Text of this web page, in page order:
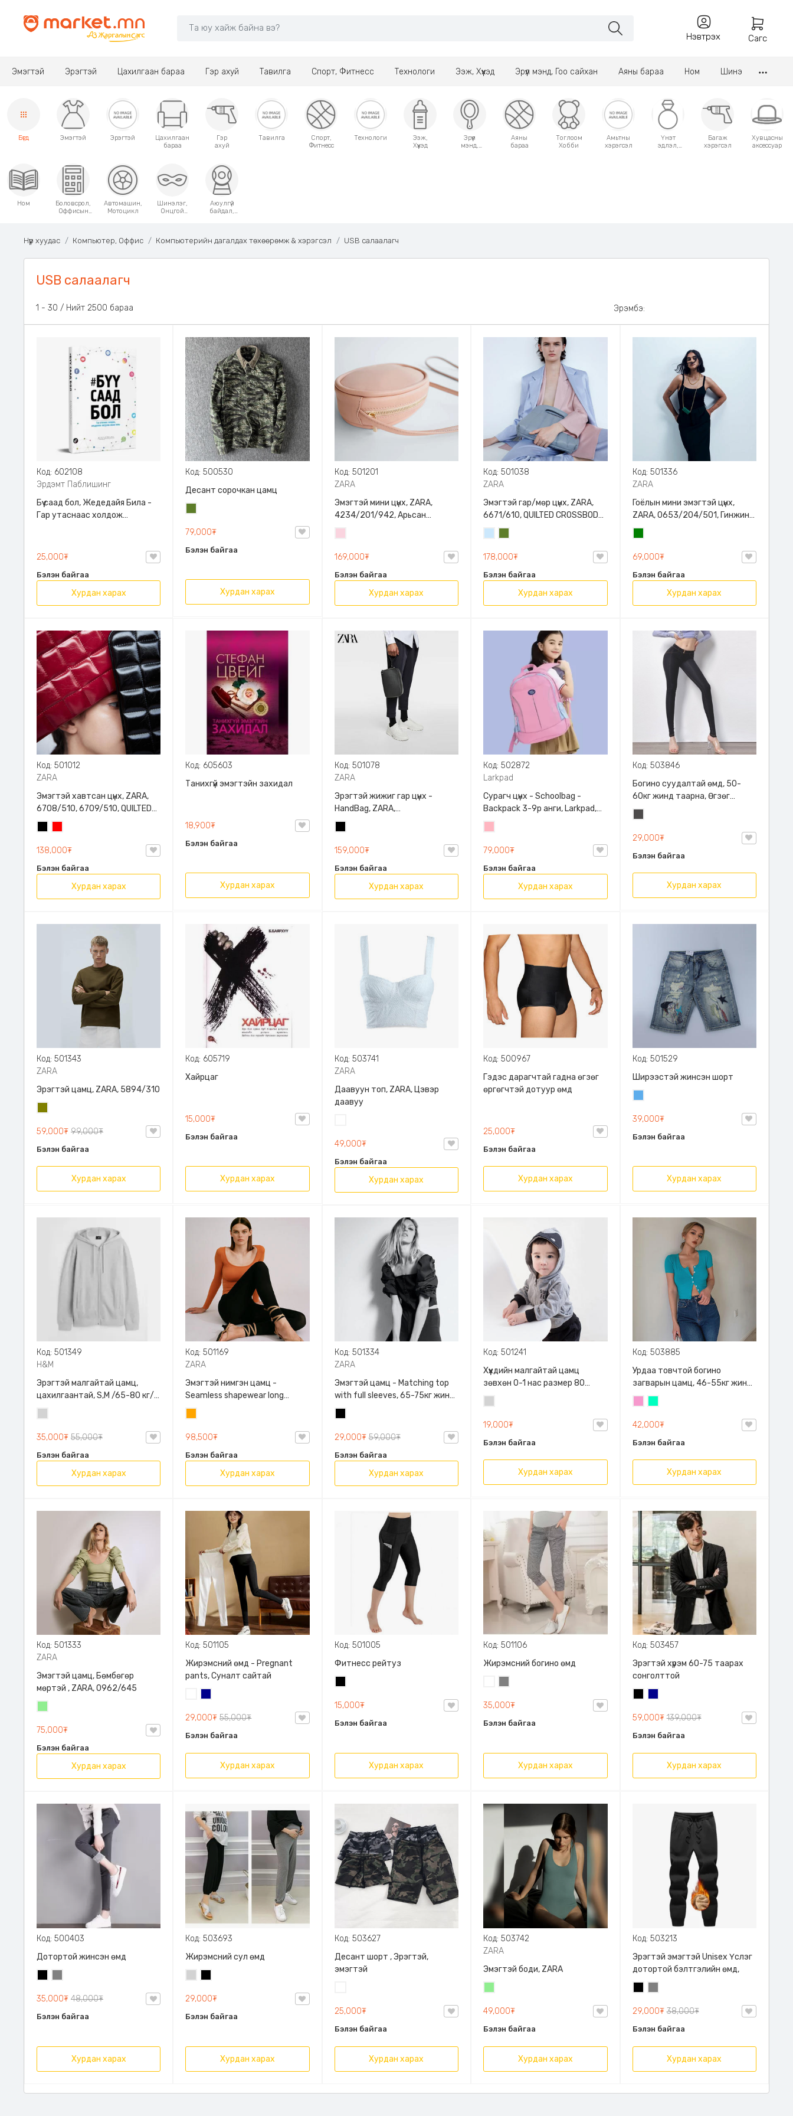
Нэвтрэх Сагс
Эмэгтэй Эрэгтэй Цахилгаан бараа Гэр ахуй Тавилга Спорт, Фитнесс Технологи Ээж, Хүүхэд Эрүүл мэнд, Гоо сайхан Аяны бараа Ном Шинэ
Бүгд Эмэгтэй Эрэгтэй
Цахилгаан
бараа
Гэр
ахуй
Тавилга
Спорт,
Фитнесс
Технологи
Ээж,
Хүүхэд
Эрүүл
мэнд,
Аяны
бараа
Тоглоом
Хобби
Амьтны
хэрэгсэл
Үнэт
эдлэл,
Багаж
хэрэгсэл
Хувцасны
аксессуар
Ном
Боловсрол,
Оффисын
Автомашин,
Мотоцикл
Шинэлэг,
Онцгой
Аюулгүй
байдал,
Нүүр хуудас Компьютер, Оффис Компьютерийн дагалдах төхөөрөмж & хэрэгсэл USB салаалагч
USB салаалагч
1 - 30 / Нийт 2500 бараа Эрэмбэ:
Код: 602108
Эрдэмт Паблишинг
Бүү саад бол, Жедедайя Била -
Гар утаснаас холдож
9789919235192
25,000₮
Бэлэн байгаа
Хурдан харах
Код: 500530
Десант сорочкан цамц
79,000₮
Бэлэн байгаа
Хурдан харах
Код: 501201
ZARA
Эмэгтэй мини цүнх, ZARA,
4234/201/942, Арьсан
материалтай, LIMITED EDITION
OVAL LEATHER HANDBAG TRF
169,000₮
Бэлэн байгаа
Хурдан харах
Код: 501038
ZARA
Эмэгтэй гар/мөр цүнх, ZARA,
6671/610, QUILTED CROSSBODY
BAG WITH HANDLE
178,000₮
Бэлэн байгаа
Хурдан харах
Код: 501336
ZARA
Гоёлын мини эмэгтэй цүнх,
ZARA, 0653/204/501, Гинжин
оосортой, Дотроо тольтой
69,000₮
Бэлэн байгаа
Хурдан харах
Код: 501012
ZARA
Эмэгтэй хавтсан цүнх, ZARA,
6708/510, 6709/510, QUILTED
CLUTCH BAGDETAILS, Лакан,
Гинжин оосортой
138,000₮
Бэлэн байгаа
Хурдан харах
Код: 605603
Танихгүй эмэгтэйн захидал
18,900₮
Бэлэн байгаа
Хурдан харах
Код: 501078
ZARA
Эрэгтэй жижиг гар цүнх -
HandBag, ZARA,
3720/005/040, PU арьс
159,000₮
Бэлэн байгаа
Хурдан харах
Код: 502872
Larkpad
Сурагч цүнх - Schoolbag -
Backpack 3-9р анги, Larkpad,
9009-10128, Цацруулагчтай,
Олон тасалгаатай
79,000₮
Бэлэн байгаа
Хурдан харах
Код: 503846
Богино суудалтай өмд, 50-
60кг жинд таарна, Өгзөг
өргөгчтэй
29,000₮
Бэлэн байгаа
Хурдан харах
Код: 501343
ZARA
Эрэгтэй цамц, ZARA, 5894/310
59,000₮ 99,000₮
Бэлэн байгаа
Хурдан харах
Код: 605719
Хайрцаг
15,000₮
Бэлэн байгаа
Хурдан харах
Код: 503741
ZARA
Даавуун топ, ZARA, Цэвэр
даавуу
49,000₮
Бэлэн байгаа
Хурдан харах
Код: 500967
Гэдэс дарагчтай гадна өгзөг
өргөгчтэй дотуур өмд
25,000₮
Бэлэн байгаа
Хурдан харах
Код: 501529
Ширээстэй жинсэн шорт
39,000₮
Бэлэн байгаа
Хурдан харах
Код: 501349
H&M
Эрэгтэй малгайтай цамц,
цахилгаантай, S,M /65-80 кг/,
H&M, 0852614006, Даавуу
35,000₮ 55,000₮
Бэлэн байгаа
Хурдан харах
Код: 501169
ZARA
Эмэгтэй нимгэн цамц -
Seamless shapewear long
sleeve t-shirt, 40-60кг жинд
таарна, ZARA, 8779/458/615,
Урт ханцуйтай
98,500₮
Бэлэн байгаа
Хурдан харах
Код: 501334
ZARA
Эмэгтэй цамц - Matching top
with full sleeves, 65-75кг жинд
таарна, ZARA, 0962/642/800,
Задгай энгэртэй, Урт
ханцуйтай, Богино
29,000₮ 59,000₮
Бэлэн байгаа
Хурдан харах
Код: 501241
Хүүхдийн малгайтай цамц
зөвхөн 0-1 нас размер 80
сонголттой
19,000₮
Бэлэн байгаа
Хурдан харах
Код: 503885
Урдаа товчтой богино
загварын цамц, 46-55кг жинд
таарна
42,000₮
Бэлэн байгаа
Хурдан харах
Код: 501333
ZARA
Эмэгтэй цамц, Бөмбөгөр
мөртэй , ZARA, 0962/645
75,000₮
Бэлэн байгаа
Хурдан харах
Код: 501105
Жирэмсний өмд - Pregnant
pants, Суналт сайтай
29,000₮55,000₮
Бэлэн байгаа
Хурдан харах
Код: 501005
Фитнесс рейтуз
15,000₮
Бэлэн байгаа
Хурдан харах
Код: 501106
Жирэмсний богино өмд
35,000₮
Бэлэн байгаа
Хурдан харах
Код: 503457
Эрэгтэй хүрэм 60-75 таарах
сонголттой
59,000₮139,000₮
Бэлэн байгаа
Хурдан харах
Код: 500403
Дотортой жинсэн өмд
35,000₮ 48,000₮
Бэлэн байгаа
Хурдан харах
Код: 503693
Жирэмсний сул өмд
29,000₮
Бэлэн байгаа
Хурдан харах
Код: 503627
Десант шорт , Эрэгтэй,
эмэгтэй
25,000₮
Бэлэн байгаа
Хурдан харах
Код: 503742
ZARA
Эмэгтэй боди, ZARA
49,000₮
Бэлэн байгаа
Хурдан харах
Код: 503213
Эрэгтэй эмэгтэй Unisex Үслэг
дотортой бэлтгэлийн өмд,
29,000₮38,000₮
Бэлэн байгаа
Хурдан харах